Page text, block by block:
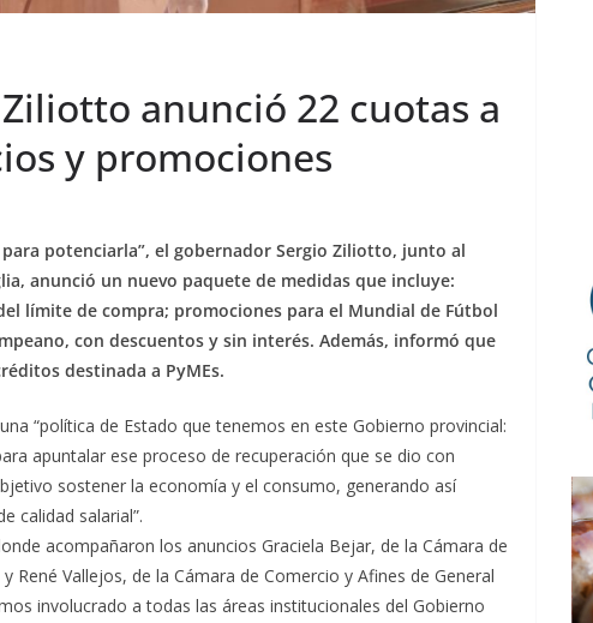
anunció 22 cuotas a
y promociones
potenciarla”, el gobernador Sergio Ziliotto, junto al
anunció un nuevo paquete de medidas que incluye:
límite de compra; promociones para el Mundial de Fútbol
con descuentos y sin interés. Además, informó que
destinada a PyMEs.
“política de Estado que tenemos en este Gobierno provincial:
apuntalar ese proceso de recuperación que se dio con
sostener la economía y el consumo, generando así
calidad salarial”.
acompañaron los anuncios Graciela Bejar, de la Cámara de
René Vallejos, de la Cámara de Comercio y Afines de General
involucrado a todas las áreas institucionales del Gobierno